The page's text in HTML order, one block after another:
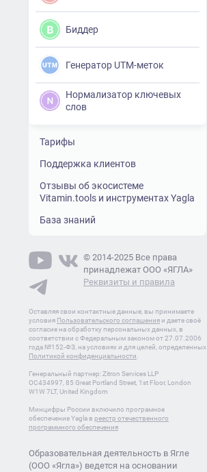
Биддер
Генератор UTM-меток
Нормализатор ключевых
слов
Тарифы
Поддержка клиентов
Отзывы об экосистеме
Vitamin.tools и инструментах Yagla
База знаний
© 2014-2025 Все права
принадлежат ООО «ЯГЛА»
Реквизиты и правила
Оставляя свои контактные данные, вы принимаете
условия Пользовательского соглашения и даете своё
согласие на обработку персональных данных, в
соответствии с Федеральным законом от 27.07.2006
года №152-ФЗ, на условиях и для целей, определенных
Политикой конфиденциальности
Генеральный партнер: Zitron Services LLP
OC434997, 85 Great Portland Street, 1st Floor, London
W1W 7LT, United Kingdom
Минцифры России включило програмное
обеспечение Yagla в реестр отечественного
программного обеспечения
Образовательная деятельность в Ягле
(ООО «Ягла») ведется на основании